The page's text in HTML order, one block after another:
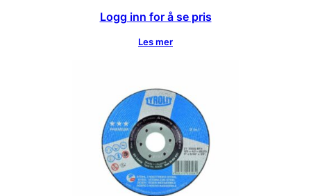
Logg inn for å se pris
Les mer